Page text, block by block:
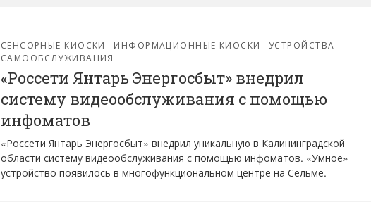
СЕНСОРНЫЕ КИОСКИ ИНФОРМАЦИОННЫЕ КИОСКИ
УСТРОЙСТВА
САМООБСЛУЖИВАНИЯ
«Россети Янтарь Энергосбыт» внедрил
систему видеообслуживания с помощью
инфоматов
«Россети Янтарь Энергосбыт» внедрил уникальную в Калининградской
области систему видеообслуживания с помощью инфоматов. «Умное»
устройство появилось в многофункциональном центре на Сельме.